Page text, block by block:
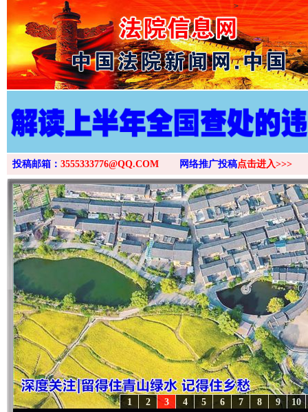
>
投稿邮箱： 3555333776@QQ.COM 网络推广投稿点击进入>>>
10
9
8
7
6
5
4
3
2
1